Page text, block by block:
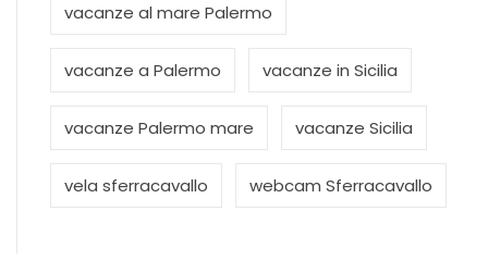
vacanze al mare Palermo
vacanze a Palermo vacanze in Sicilia
vacanze Palermo mare vacanze Sicilia
vela sferracavallo webcam Sferracavallo